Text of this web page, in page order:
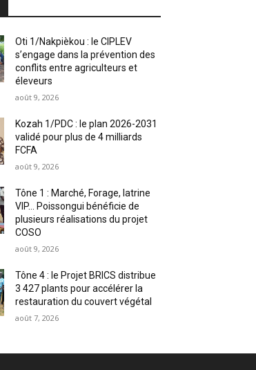
Oti 1/Nakpièkou : le CIPLEV
s’engage dans la prévention des
conflits entre agriculteurs et
éleveurs
août 9, 2026
Kozah 1/PDC : le plan 2026-2031
validé pour plus de 4 milliards
FCFA
août 9, 2026
Tône 1 : Marché, Forage, latrine
VIP… Poissongui bénéficie de
plusieurs réalisations du projet
COSO
août 9, 2026
Tône 4 : le Projet BRICS distribue
3 427 plants pour accélérer la
restauration du couvert végétal
août 7, 2026